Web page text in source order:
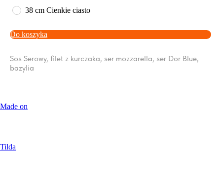
38 cm Cienkie ciasto
Do koszyka
Sos Serowy, filet z kurczaka, ser mozzarella, ser Dor Blue,
bazylia
Made on
Tilda